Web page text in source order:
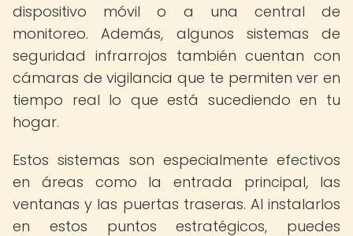
dispositivo móvil o a una central de
monitoreo. Además, algunos sistemas de
seguridad infrarrojos también cuentan con
cámaras de vigilancia que te permiten ver en
tiempo real lo que está sucediendo en tu
hogar.
Estos sistemas son especialmente efectivos
en áreas como la entrada principal, las
ventanas y las puertas traseras. Al instalarlos
en estos puntos estratégicos, puedes